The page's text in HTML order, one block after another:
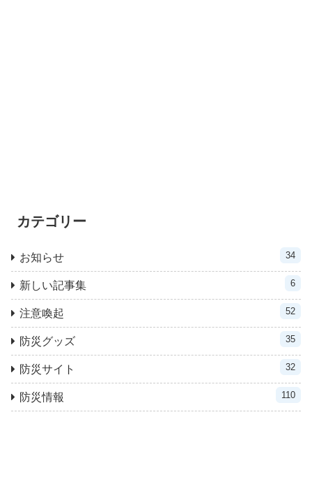
カテゴリー
お知らせ 34
新しい記事集 6
注意喚起 52
防災グッズ 35
防災サイト 32
防災情報 110